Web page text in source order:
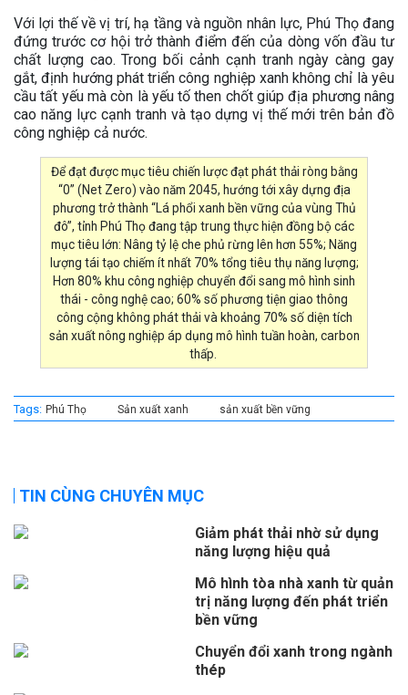
Với lợi thế về vị trí, hạ tầng và nguồn nhân lực, Phú Thọ đang
đứng trước cơ hội trở thành điểm đến của dòng vốn đầu tư
chất lượng cao. Trong bối cảnh cạnh tranh ngày càng gay
gắt, định hướng phát triển công nghiệp xanh không chỉ là yêu
cầu tất yếu mà còn là yếu tố then chốt giúp địa phương nâng
cao năng lực cạnh tranh và tạo dựng vị thế mới trên bản đồ
công nghiệp cả nước.
Để đạt được mục tiêu chiến lược đạt phát thải ròng bằng
“0” (Net Zero) vào năm 2045, hướng tới xây dựng địa
phương trở thành “Lá phổi xanh bền vững của vùng Thủ
đô”, tỉnh Phú Thọ đang tập trung thực hiện đồng bộ các
mục tiêu lớn: Nâng tỷ lệ che phủ rừng lên hơn 55%; Năng
lượng tái tạo chiếm ít nhất 70% tổng tiêu thụ năng lượng;
Hơn 80% khu công nghiệp chuyển đổi sang mô hình sinh
thái - công nghệ cao; 60% số phương tiện giao thông
công cộng không phát thải và khoảng 70% số diện tích
sản xuất nông nghiệp áp dụng mô hình tuần hoàn, carbon
thấp.
Tags: Phú Thọ Sản xuất xanh sản xuất bền vững
TIN CÙNG CHUYÊN MỤC
Giảm phát thải nhờ sử dụng
năng lượng hiệu quả
Mô hình tòa nhà xanh từ quản
trị năng lượng đến phát triển
bền vững
Chuyển đổi xanh trong ngành
thép